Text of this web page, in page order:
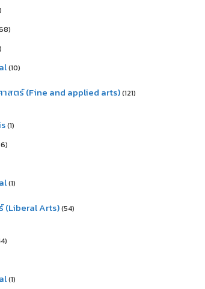
(10)
สตร์ (Fine and applied arts)(121)
(1)
(1)
(Liberal Arts)(54)
(1)